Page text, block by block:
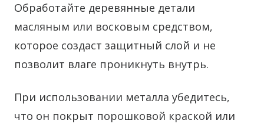
Обработайте деревянные детали
масляным или восковым средством,
которое создаст защитный слой и не
позволит влаге проникнуть внутрь.
При использовании металла убедитесь,
что он покрыт порошковой краской или